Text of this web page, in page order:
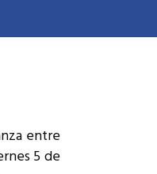
entre
5 de